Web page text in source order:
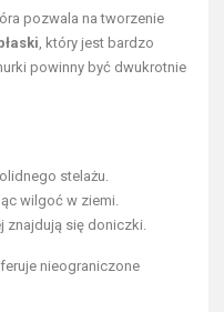
pozwala na tworzenie
, który jest bardzo
powinny być dwukrotnie
stelażu.
wilgoć w ziemi.
się doniczki.
nieograniczone